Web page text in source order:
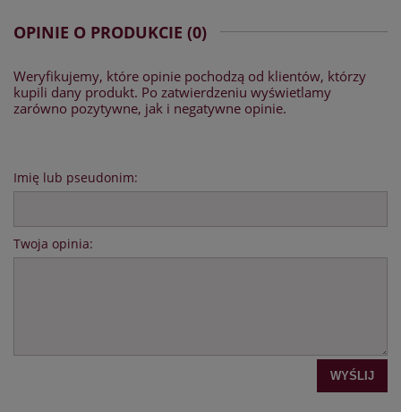
OPINIE O PRODUKCIE (0)
Weryfikujemy, które opinie pochodzą od klientów, którzy
kupili dany produkt. Po zatwierdzeniu wyświetlamy
zarówno pozytywne, jak i negatywne opinie.
Imię lub pseudonim:
Twoja opinia:
WYŚLIJ